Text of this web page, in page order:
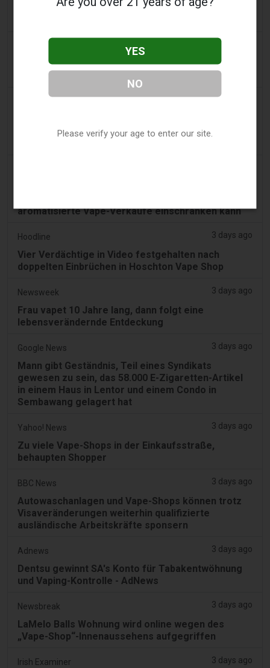
Costa Ricas neue E-Zigaretten-Regeln sollten
2 days ago
Ohio wägt Autorität zur Durchsetzung illegaler
Vape-Verkäufe – Tobacco Reporter
2 days ago
Mindeststeuersatz für E‑Zigaretten‑ und
aromatisierte Vape-Verkäufe einschränken kann
Hoodline 3 days ago
Vier Verdächtige in Video festgehalten nach
doppelten Einbrüchen in Hoschton Vape Shop
Newsweek 3 days ago
Frau vapet 10 Jahre lang, dann folgt eine
lebensverändernde Entdeckung
Google News 3 days ago
Mann gibt Geständnis, Teil eines Syndikats
gewesen zu sein, das 58.000 E-Zigaretten-Artikel
in einem Haus in Lentor und einem Condo in
Sembawang gelagert hat
Yahoo! News 3 days ago
Zu viele Vape-Shops in der Einkaufsstraße,
behaupten Shopper
BBC News 3 days ago
Autowaschanlagen und Vape-Shops können trotz
Visaveränderungen weiterhin qualifizierte
ausländische Arbeitskräfte sponsern
Adnews 3 days ago
Dentsu gewinnt SA's Konto für Tabakentwöhnung
und Vaping-Kontrolle - AdNews
Newsbreak 3 days ago
LaMelo Balls Wohnung wird online wegen des
„Vape-Shop“-Innenaussehens aufgegriffen
Irish Examiner 3 days ago
YES
NO
Please verify your age to enter our site.